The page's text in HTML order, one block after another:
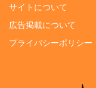
サイトについて
広告掲載について
プライバシーポリシー